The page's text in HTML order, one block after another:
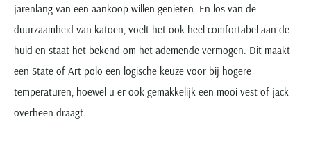
jarenlang van een aankoop willen genieten. En los van de
duurzaamheid van katoen, voelt het ook heel comfortabel aan de
huid en staat het bekend om het ademende vermogen. Dit maakt
een State of Art polo een logische keuze voor bij hogere
temperaturen, hoewel u er ook gemakkelijk een mooi vest of jack
overheen draagt.